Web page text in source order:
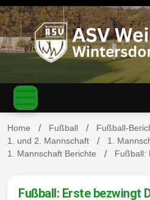
S
k
i
p
c
Home Fußball
Fußball-
1. und 2. Mannschaft
1.
1. Mannschaft Berichte
Fußball:
Fußball: Erste bezwingt